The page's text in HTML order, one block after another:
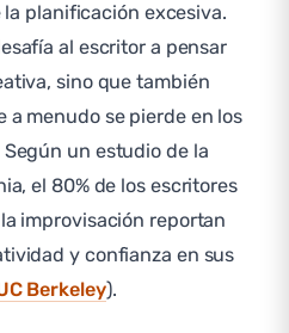
planificación excesiva.
al escritor a pensar
sino que también
menudo se pierde en los
un estudio de la
el 80% de los escritores
improvisación reportan
y confianza en sus
Berkeley).